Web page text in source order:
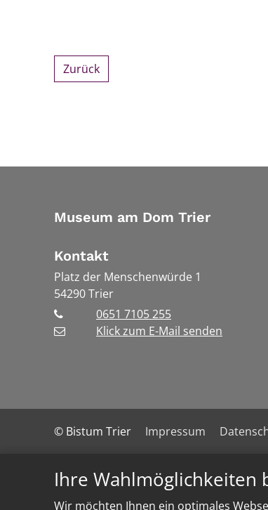
Ihre Wahlmöglichkeiten
Wir möchten Ihnen ein optimales
Zurück
Museum am Dom Trier
Kontakt
Platz der Menschenwürde 1
54290Trier
0651 7105 255
Klick zum E-Mail senden
© Bistum Trier Impressum